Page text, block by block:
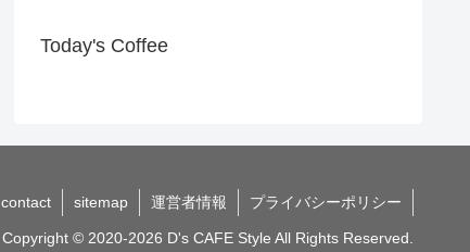
Today's Coffee
contact sitemap 運営者情報 プライバシーポリシー
Copyright © 2020-2026 D's CAFE Style All Rights Reserved.